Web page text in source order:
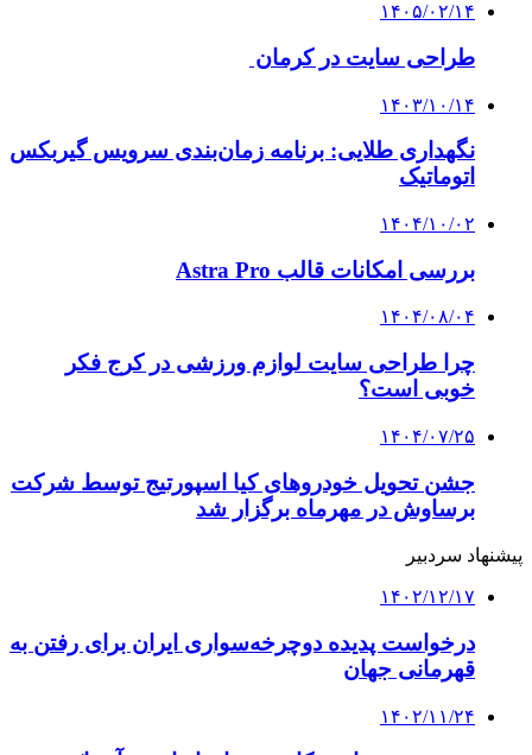
۱۴۰۵/۰۲/۱۴
طراحی سایت در کرمان
۱۴۰۳/۱۰/۱۴
نگهداری طلایی: برنامه زمان‌بندی سرویس گیربکس
اتوماتیک
۱۴۰۴/۱۰/۰۲
بررسی امکانات قالب Astra Pro
۱۴۰۴/۰۸/۰۴
چرا طراحی سایت لوازم ورزشی در کرج فکر
خوبی است؟
۱۴۰۴/۰۷/۲۵
جشن تحویل خودروهای کیا اسپورتیج توسط شرکت
برساوش در مهرماه برگزار شد
پیشنهاد سردبیر
۱۴۰۲/۱۲/۱۷
درخواست پدیده دوچرخه‌سواری ایران برای رفتن به
قهرمانی جهان
۱۴۰۲/۱۱/۲۴